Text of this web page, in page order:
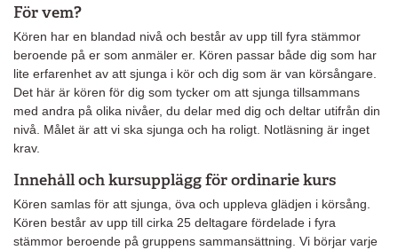
För vem?
Kören har en blandad nivå och består av upp till fyra stämmor
beroende på er som anmäler er. Kören passar både dig som har
lite erfarenhet av att sjunga i kör och dig som är van körsångare.
Det här är kören för dig som tycker om att sjunga tillsammans
med andra på olika nivåer, du delar med dig och deltar utifrån din
nivå. Målet är att vi ska sjunga och ha roligt. Notläsning är inget
krav.
Innehåll och kursupplägg för ordinarie kurs
Kören samlas för att sjunga, öva och uppleva glädjen i körsång.
Kören består av upp till cirka 25 deltagare fördelade i fyra
stämmor beroende på gruppens sammansättning. Vi börjar varje